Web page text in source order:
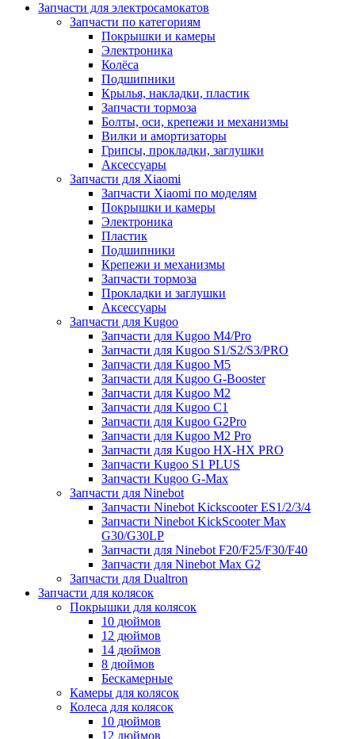
Запчасти для электросамокатов
Запчасти по категориям
Покрышки и камеры
Электроника
Колёса
Подшипники
Крылья, накладки, пластик
Запчасти тормоза
Болты, оси, крепежи и механизмы
Вилки и амортизаторы
Грипсы, прокладки, заглушки
Аксессуары
Запчасти для Xiaomi
Запчасти Xiaomi по моделям
Покрышки и камеры
Электроника
Пластик
Подшипники
Крепежи и механизмы
Запчасти тормоза
Прокладки и заглушки
Аксессуары
Запчасти для Kugoo
Запчасти для Kugoo M4/Pro
Запчасти для Kugoo S1/S2/S3/PRO
Запчасти для Kugoo M5
Запчасти для Kugoo G-Booster
Запчасти для Kugoo M2
Запчасти для Kugoo C1
Запчасти для Kugoo G2Pro
Запчасти для Kugoo M2 Pro
Запчасти для Kugoo HX-HX PRO
Запчасти Kugoo S1 PLUS
Запчасти Kugoo G-Max
Запчасти для Ninebot
Запчасти Ninebot Kickscooter ES1/2/3/4
Запчасти Ninebot KickScooter Max
G30/G30LP
Запчасти для Ninebot F20/F25/F30/F40
Запчасти для Ninebot Max G2
Запчасти для Dualtron
Запчасти для колясок
Покрышки для колясок
10 дюймов
12 дюймов
14 дюймов
8 дюймов
Бескамерные
Камеры для колясок
Колеса для колясок
10 дюймов
12 дюймов